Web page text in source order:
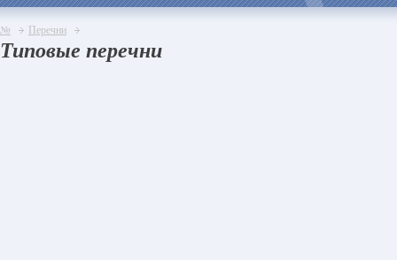
№ Перечни
Типовые перечни